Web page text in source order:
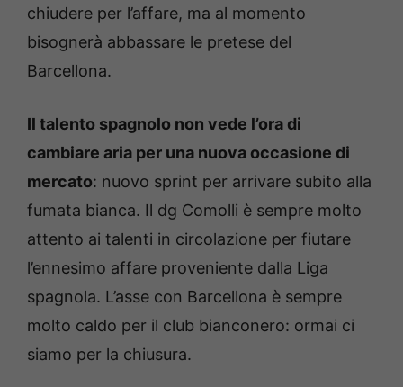
chiudere per l’affare, ma al momento
bisognerà abbassare le pretese del
Barcellona.
Il talento spagnolo non vede l’ora di
cambiare aria per una nuova occasione di
mercato: nuovo sprint per arrivare subito alla
fumata bianca. Il dg Comolli è sempre molto
attento ai talenti in circolazione per fiutare
l’ennesimo affare proveniente dalla Liga
spagnola. L’asse con Barcellona è sempre
molto caldo per il club bianconero: ormai ci
siamo per la chiusura.